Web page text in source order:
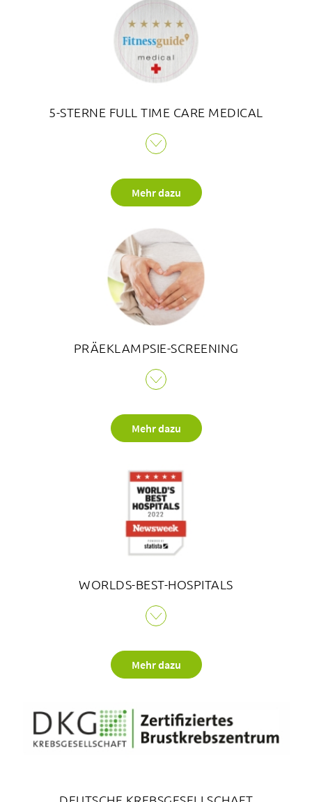
absolvieren können.
5-STERNE FULL TIME CARE MEDICAL
Das Bethesda Spital betreibt mit 900 medizinischen
ambulanten und 3’800 stationären Behandlungen eine
sehr erfolgreiche Medizinische Trainingstherapie. Diese
ist nun mit der Topklassifizierung von maximal
das Bethesda Spital schweizweit das einzige Spital
welches mit dieser Zertifizierung ausgezeichnet wurde.
Mehr dazu
PRÄEKLAMPSIE-SCREENING
Zertifiziertes Präeklampsie-Screening für Schwangere im
Bethesda Spital bietet als erste Klinik in der Region
Basel ein hochmodernes und zertifiziertes Präeklampsie-
Screening an.
Mehr dazu
WORLDS-BEST-HOSPITALS
Im Ranking des amerikanischen Nachrichtenmagazins
«World's Best Hospitals 2023» gleich in zwei Kategorien.
Die Bewertung basiert auf Auswertungen von
Patientenbefragungen, Qualitätsmessungen und der
anderen Health Care Professionals.
Mehr dazu